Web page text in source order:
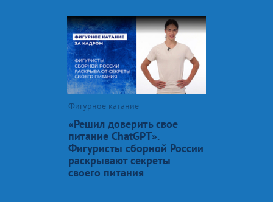
Фигурное катание
«Решил доверить свое
питание ChatGPT».
Фигуристы сборной России
раскрывают секреты
своего питания